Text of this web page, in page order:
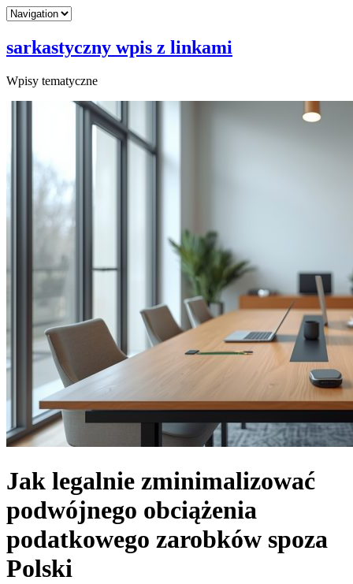
sarkastyczny wpis z linkami
Wpisy tematyczne
Jak legalnie zminimalizować
podwójnego obciążenia
podatkowego zarobków spoza
Polski